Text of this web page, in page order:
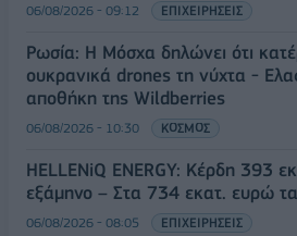
06/08/2026 - 09:12 ΕΠΙΧΕΙΡΗΣΕΙΣ
Ρωσία: Η Μόσχα δηλώνει ότι
ουκρανικά drones τη νύχτα -
αποθήκη της Wildberries
06/08/2026 - 10:30 ΚΟΣΜΟΣ
HELLENiQ ENERGY: Κέρδη 393
εξάμηνο – Στα 734 εκατ. ευρώ
06/08/2026 - 08:05 ΕΠΙΧΕΙΡΗΣΕΙΣ